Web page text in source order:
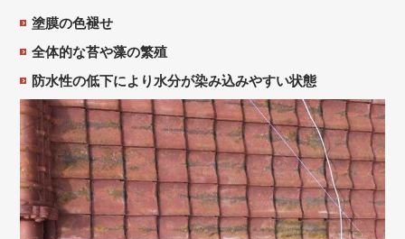
塗膜の色褪せ
全体的な苔や藻の繁殖
防水性の低下により水分が染み込みやすい状態